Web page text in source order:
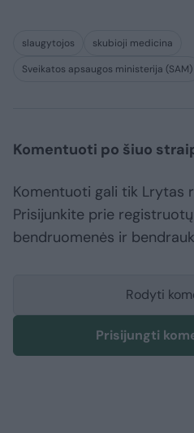
slaugytojos
skubioji medicina
Sveikatos apsaugos ministerija (SAM)
Komentuoti po šiuo
Komentuoti gali tik Lrytas
Prisijunkite prie
bendruomenės ir
Rodyti
Prisijungti